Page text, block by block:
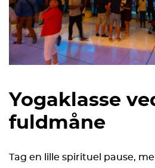
Yogaklasse
fuldmåne
Tag en lille spirituel pause,